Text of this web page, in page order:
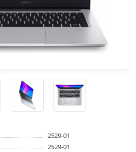
2529-01
2529-01